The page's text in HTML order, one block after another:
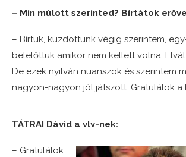
– Min múlott szerinted? Bírtátok
– Bírtuk, küzdöttünk végig szerintem,
belelőttük amikor nem kellett volna.
De ezek nyilván nüanszok és szerintem
nagyon-nagyon jól játszott. Gratulálok a
TÁTRAI Dávid a vlv-nek:
– Gratulálok